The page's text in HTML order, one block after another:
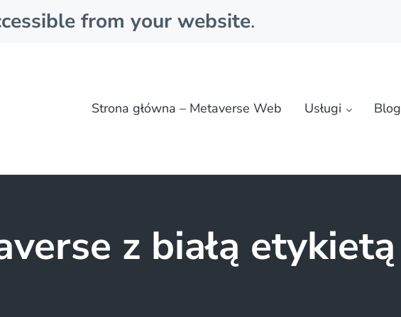
from your website.
Strona główna – Metaverse Web Usługi Blog
z białą etykietą